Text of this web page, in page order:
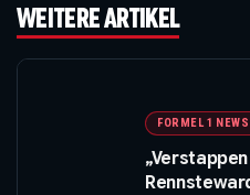
WEITERE ARTIKEL
FORMEL 1 NEWS